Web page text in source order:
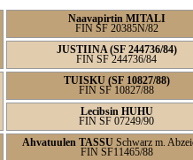
Naavapirtin MITALI
FIN SF 20385N/82
JUSTIINA (SF 244736/84)
FIN SF 244736/84
TUISKU (SF 10827/88)
FIN SF 10827/88
Lecibsin HUHU
FIN SF 07249/90
Ahvatuulen TASSUSchwarz m.
FIN SF11465/88